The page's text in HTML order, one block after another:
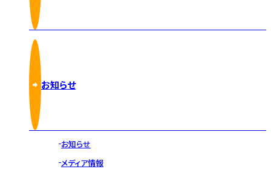
お知らせ
お知らせ
メディア情報